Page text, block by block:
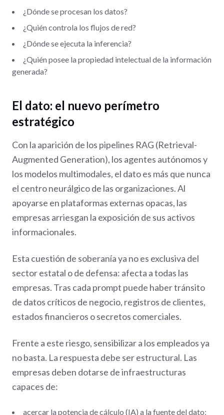
¿Dónde se procesan los datos?
¿Quién controla los flujos de red?
¿Dónde se ejecuta la inferencia?
¿Quién posee la propiedad intelectual de la información
generada?
El dato: el nuevo perímetro
estratégico
Con la aparición de los pipelines RAG (Retrieval-
Augmented Generation), los agentes autónomos y
los modelos multimodales, el dato es más que nunca
el centro neurálgico de las organizaciones. Al
apoyarse en plataformas externas opacas, las
empresas arriesgan la exposición de sus activos
informacionales.
Esta cuestión de soberanía ya no es exclusiva del
sector estatal o de defensa: afecta a todas las
empresas. Tras cada prompt puede haber tránsito
de datos críticos de negocio, registros de clientes,
estados financieros o secretos comerciales.
Frente a este riesgo, sensibilizar a los empleados ya
no basta. La respuesta debe ser estructural. Las
empresas deben dotarse de infraestructuras
capaces de:
acercar la potencia de cálculo (IA) a la fuente del dato;